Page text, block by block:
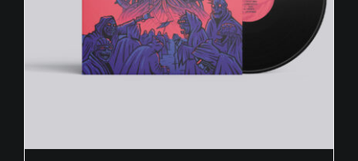
sur
la
page
du